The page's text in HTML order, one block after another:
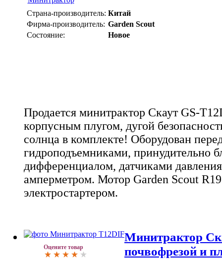
Страна-производитель: Китай
Фирма-производитель: Garden Scout
Состояние:
Новое
Продается минитрактор Скаут GS-
корпусным плугом, дугой
солнца в комплекте! Оборудован
гидроподъемниками, принудительно
дифференциалом, датчиками
амперметром. Мотор Garden Scout
электростартером.
Оцените товар
Минитрактор
почвофрезой и